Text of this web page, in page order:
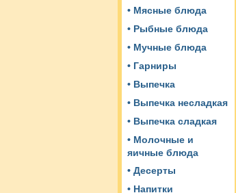
• Мясные блюда
• Рыбные блюда
• Мучные блюда
• Гарниры
• Выпечка
• Выпечка несладкая
• Выпечка сладкая
• Молочные и
яичные блюда
• Десерты
• Напитки